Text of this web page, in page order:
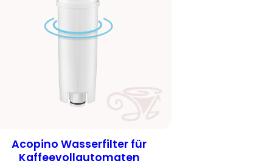
Acopino Wasserfilter für
Kaffeevollautomaten